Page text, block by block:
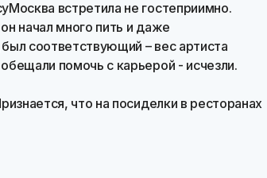
встретила не гостеприимно.
начал много пить и даже
соответствующий – вес артиста
помочь с карьерой - исчезли.
что на посиделки в ресторанах